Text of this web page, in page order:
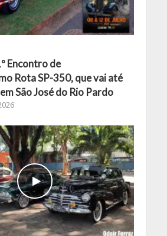
Encontro de
Rota SP-350, que vai até
São José do Rio Pardo